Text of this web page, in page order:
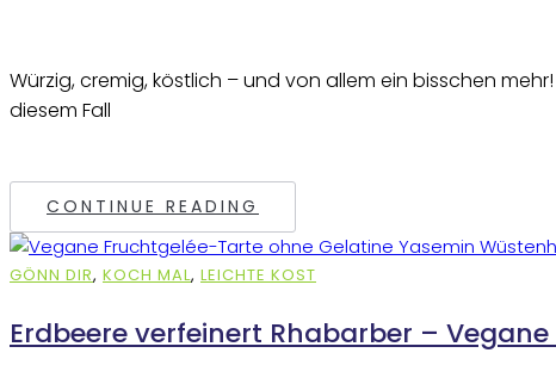
Würzig, cremig, köstlich – und von allem ein bisschen
diesem Fall
CONTINUE READING
GÖNN DIR, KOCH MAL, LEICHTE KOST
Erdbeere verfeinert Rhabarber –